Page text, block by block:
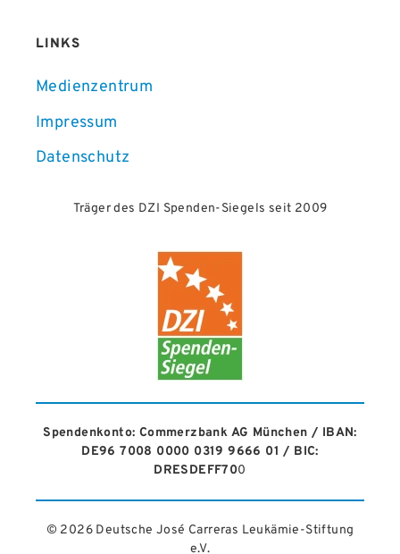
LINKS
Medienzentrum
Impressum
Datenschutz
Träger des DZI Spenden-Siegels seit 2009
Spendenkonto: Commerzbank AG München / IBAN:
DE96 7008 0000 0319 9666 01 / BIC:
DRESDEFF700
© 2026 Deutsche José Carreras Leukämie-Stiftung
e.V.​